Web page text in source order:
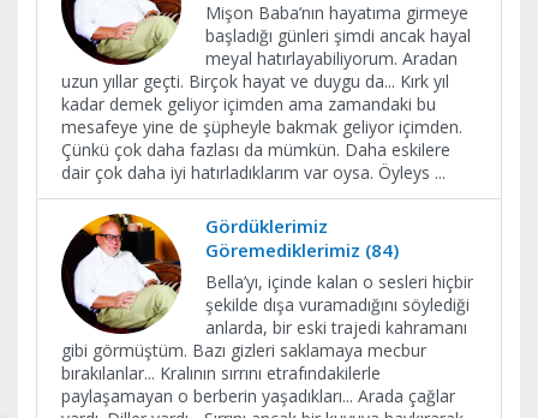
Mişon Baba’nın hayatıma girmeye
başladığı günleri şimdi ancak hayal
meyal hatırlayabiliyorum. Aradan
uzun yıllar geçti. Birçok hayat ve duygu da... Kırk yıl
kadar demek geliyor içimden ama zamandaki bu
mesafeye yine de şüpheyle bakmak geliyor içimden.
Çünkü çok daha fazlası da mümkün. Daha eskilere
dair çok daha iyi hatırladıklarım var oysa. Öyleys ...
Gördüklerimiz
Göremediklerimiz (84)
Bella’yı, içinde kalan o sesleri hiçbir
şekilde dışa vuramadığını söylediği
anlarda, bir eski trajedi kahramanı
gibi görmüştüm. Bazı gizleri saklamaya mecbur
bırakılanlar... Kralının sırrını etrafındakilerle
paylaşamayan o berberin yaşadıkları... Arada çağlar